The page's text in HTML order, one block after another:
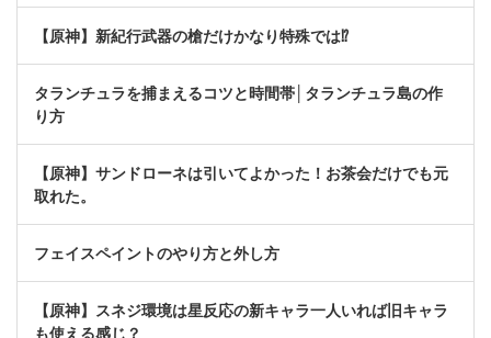
【原神】新紀行武器の槍だけかなり特殊では⁉
タランチュラを捕まえるコツと時間帯│タランチュラ島の作
り方
【原神】サンドローネは引いてよかった！お茶会だけでも元
取れた。
フェイスペイントのやり方と外し方
【原神】スネジ環境は星反応の新キャラ一人いれば旧キャラ
も使える感じ？